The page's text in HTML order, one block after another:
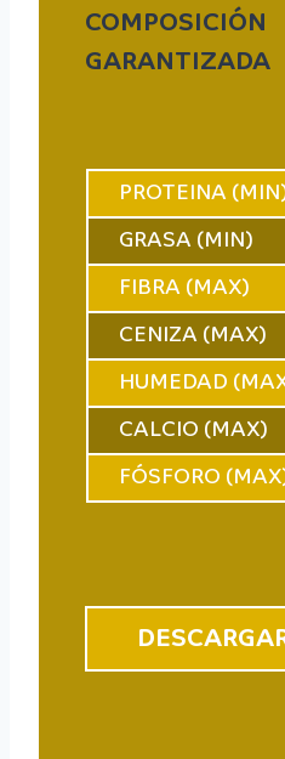
COMPOSICIÓN
GARANTIZADA
PROTEINA
GRASA (MIN)
FIBRA (MAX)
CENIZA (MAX)
HUMEDAD
CALCIO (MAX)
FÓSFORO